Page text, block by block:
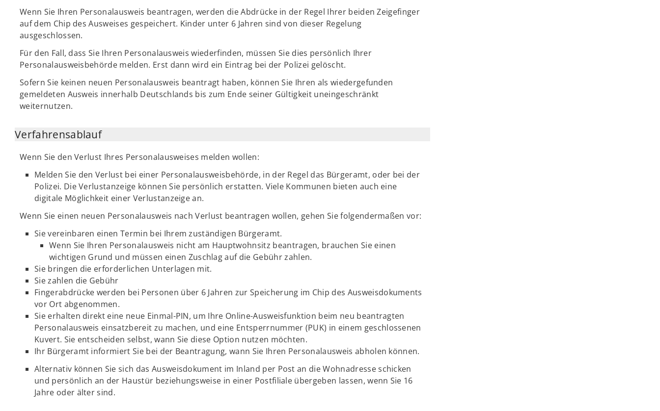
Wenn Sie Ihren Personalausweis beantragen, werden die Abdrücke in der Regel Ihrer beiden Zeigefinger
auf dem Chip des Ausweises gespeichert. Kinder unter 6 Jahren sind von dieser Regelung
ausgeschlossen.
Für den Fall, dass Sie Ihren Personalausweis wiederfinden, müssen Sie dies persönlich Ihrer
Personalausweisbehörde melden. Erst dann wird ein Eintrag bei der Polizei gelöscht.
Sofern Sie keinen neuen Personalausweis beantragt haben, können Sie Ihren als wiedergefunden
gemeldeten Ausweis innerhalb Deutschlands bis zum Ende seiner Gültigkeit uneingeschränkt
weiternutzen.
Verfahrensablauf
Wenn Sie den Verlust Ihres Personalausweises melden wollen:
Melden Sie den Verlust bei einer Personalausweisbehörde, in der Regel das Bürgeramt, oder bei der
Polizei. Die Verlustanzeige können Sie persönlich erstatten. Viele Kommunen bieten auch eine
digitale Möglichkeit einer Verlustanzeige an.
Wenn Sie einen neuen Personalausweis nach Verlust beantragen wollen, gehen Sie folgendermaßen vor:
Sie vereinbaren einen Termin bei Ihrem zuständigen Bürgeramt.
Wenn Sie Ihren Personalausweis nicht am Hauptwohnsitz beantragen, brauchen Sie einen
wichtigen Grund und müssen einen Zuschlag auf die Gebühr zahlen.
Sie bringen die erforderlichen Unterlagen mit.
Sie zahlen die Gebühr
Fingerabdrücke werden bei Personen über 6 Jahren zur Speicherung im Chip des Ausweisdokuments
vor Ort abgenommen.
Sie erhalten direkt eine neue Einmal-PIN, um Ihre Online-Ausweisfunktion beim neu beantragten
Personalausweis einsatzbereit zu machen, und eine Entsperrnummer (PUK) in einem geschlossenen
Kuvert. Sie entscheiden selbst, wann Sie diese Option nutzen möchten.
Ihr Bürgeramt informiert Sie bei der Beantragung, wann Sie Ihren Personalausweis abholen können.
Alternativ können Sie sich das Ausweisdokument im Inland per Post an die Wohnadresse schicken
und persönlich an der Haustür beziehungsweise in einer Postfiliale übergeben lassen, wenn Sie 16
Jahre oder älter sind.